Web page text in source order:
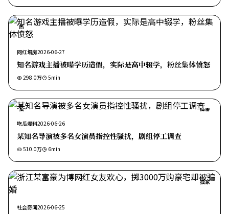
热
网红塌房2026-06-27
知名游戏主播被曝学历造假，实际是高中辍学，粉丝集体愤怒
298.0万 5min
热
独家
吃瓜爆料2026-06-26
某知名导演被多名女演员指控性骚扰，剧组停工调查
510.0万 6min
独家
社会奇闻2026-06-25